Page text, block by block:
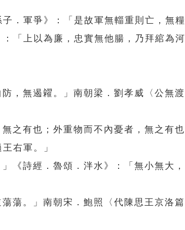
．軍爭》：「是故軍無輜重則亡，無
「上以為廉，忠實無他腸，乃拜綰為
，無遏糴。」南朝梁．劉孝威〈公無
之有也；外重物而不內憂者，無之有
右軍。」
《詩經．魯頌．泮水》：「無小無大
蕩。」南朝宋．鮑照〈代陳思王京洛